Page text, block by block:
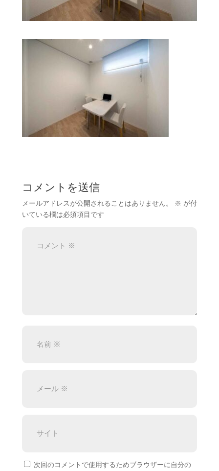
コメントを送信
メールアドレスが公開されることはありません。 ※ が付
いている欄は必須項目です
次回のコメントで使用するためブラウザーに自分の